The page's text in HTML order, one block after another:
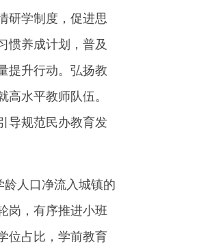
研学制度，促进思
惯养成计划，普及
提升行动。弘扬教
水平教师队伍。
导规范民办教育发
人口净流入城镇的
岗，有序推进小班
位占比，学前教育